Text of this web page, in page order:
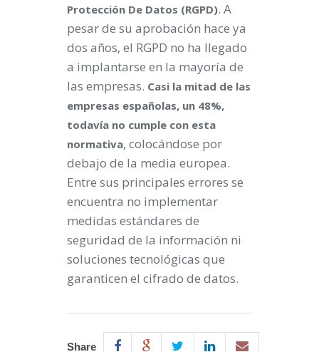
Protección De Datos (RGPD). A
pesar de su aprobación hace ya
dos años, el RGPD no ha llegado
a implantarse en la mayoría de
las empresas. Casi la mitad de las
empresas españolas, un 48%,
todavía no cumple con esta
normativa, colocándose por
debajo de la media europea.
Entre sus principales errores se
encuentra no implementar
medidas estándares de
seguridad de la información ni
soluciones tecnológicas que
garanticen el cifrado de datos.
Share